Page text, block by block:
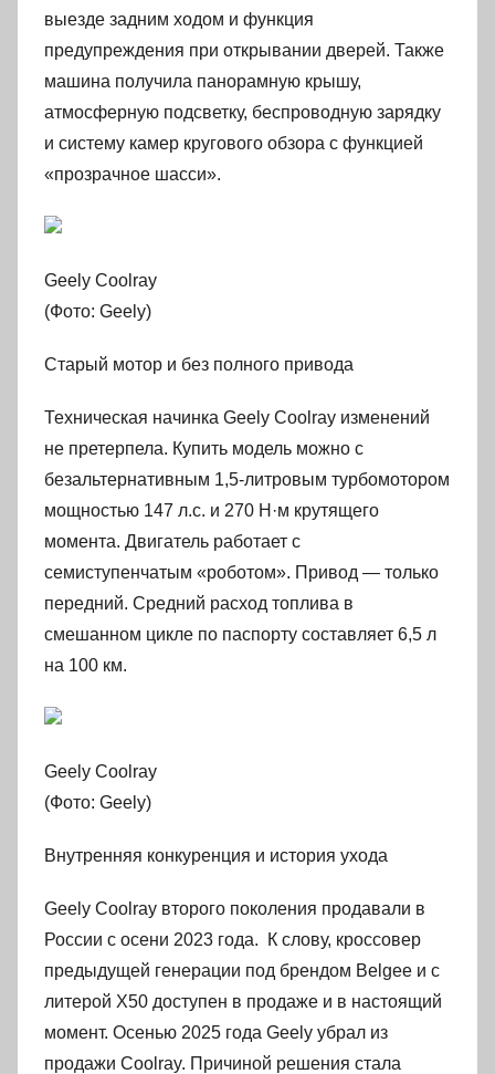
выезде задним ходом и функция
предупреждения при открывании дверей. Также
машина получила панорамную крышу,
атмосферную подсветку, беспроводную зарядку
и систему камер кругового обзора с функцией
«прозрачное шасси».
Geely Coolray
(Фото: Geely)
Старый мотор и без полного привода
Техническая начинка Geely Coolray изменений
не претерпела. Купить модель можно с
безальтернативным 1,5-литровым турбомотором
мощностью 147 л.с. и 270 Н·м крутящего
момента. Двигатель работает с
семиступенчатым «роботом». Привод — только
передний. Средний расход топлива в
смешанном цикле по паспорту составляет 6,5 л
на 100 км.
Geely Coolray
(Фото: Geely)
Внутренняя конкуренция и история ухода
Geely Coolray второго поколения продавали в
России с осени 2023 года. К слову, кроссовер
предыдущей генерации под брендом Belgee и с
литерой X50 доступен в продаже и в настоящий
момент. Осенью 2025 года Geely убрал из
продажи Coolray. Причиной решения стала